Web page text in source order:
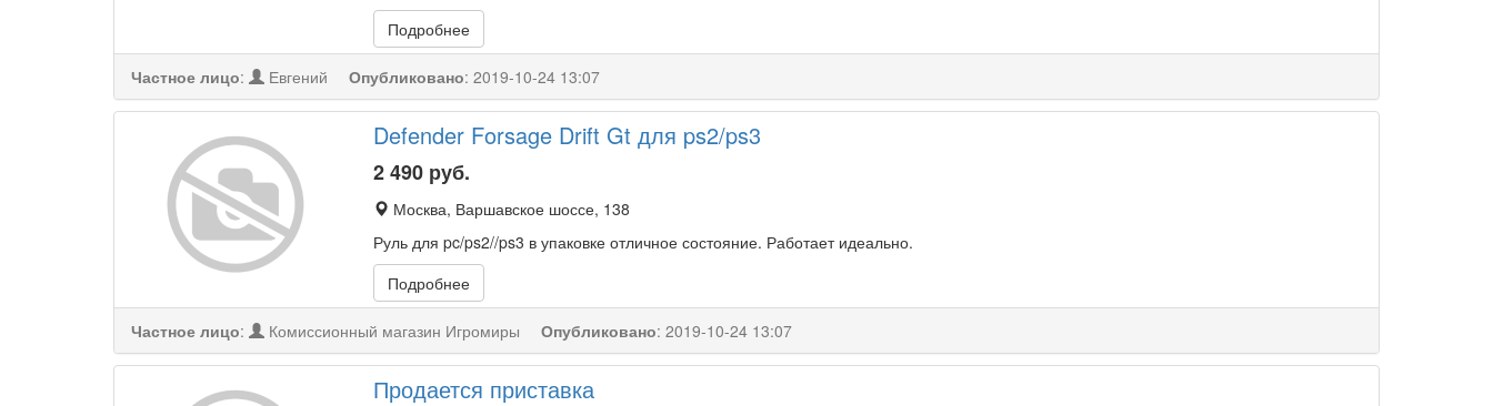
Подробнее
Частное лицо: Евгений Опубликовано: 2019-10-24 13:07
Defender Forsage Drift Gt для ps2/ps3
2 490 руб.
Москва, Варшавское шоссе, 138
Руль для pc/ps2//ps3 в упаковке отличное состояние. Работает идеально.
Подробнее
Частное лицо: Комиссионный магазин Игромиры Опубликовано: 2019-10-24 13:07
Продается приставка